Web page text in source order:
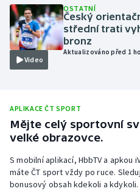
Moderní pětiboj
Motorsport
Olympijské hry
Plavání
Plážový volejbal
Ragby
Video
OSTATNÍ
Český
střední trati
bronz
Aktualizováno před 1
APLIKACE ČT SPORT
Mějte celý sportovní
velké obrazovce.
S mobilní aplikací, HbbTV a
máte ČT sport vždy po ruce.
bonusový obsah kdekoli a kdykoli.